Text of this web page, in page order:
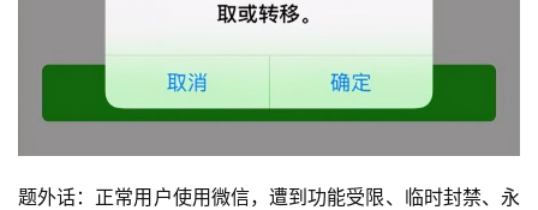
题外话：正常用户使用微信，遭到功能受限、临时封禁、永